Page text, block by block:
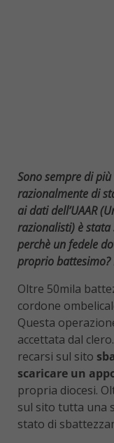
Sono sempre di
razionalmente di
ai dati dell’UAAR
razionalisti) è
perchè un fedele
proprio battesimo?
Oltre 50mila
cordone
Questa
accettata dal
recarsi sul sito
scaricare un
propria diocesi.
sul sito tutta una
stato di